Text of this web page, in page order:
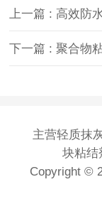
上一篇 : 高效防
下一篇 : 聚合物
主营轻质抹
块粘结
Copyright ©